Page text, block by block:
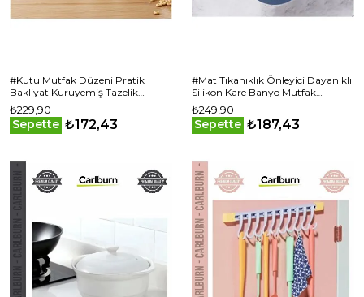
#Kutu Mutfak Düzeni Pratik
Bakliyat Kuruyemiş Tazelik
Saklama Şeffaf Erzak Kabı 1.2 lt
Erzak Kutusu
₺229,90
Sepette ₺172,43
#Mat Tıkanıklık Önleyici Dayanıklı
Silikon Kare Banyo Mutfak
Süzgeçli Lavabo Gider Koruyucu
Mat
₺249,90
Sepette ₺187,43